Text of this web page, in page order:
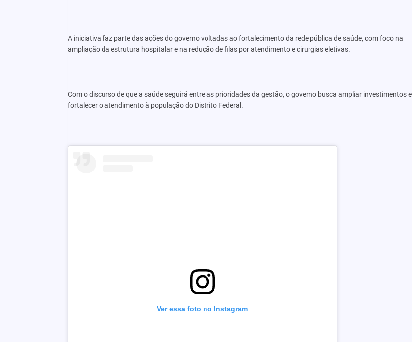
A iniciativa faz parte das ações do governo voltadas ao fortalecimento da rede pública de saúde, com foco na
ampliação da estrutura hospitalar e na redução de filas por atendimento e cirurgias eletivas.
Com o discurso de que a saúde seguirá entre as prioridades da gestão, o governo busca ampliar investimentos e
fortalecer o atendimento à população do Distrito Federal.
Ver essa foto no Instagram